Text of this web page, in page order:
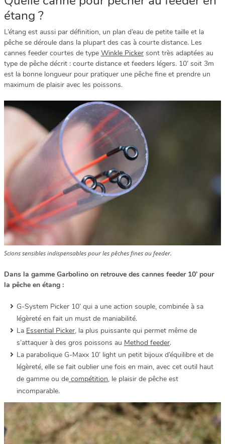
étang ?
L’étang est aussi par définition, un plan d’eau de petite taille et la
pêche se déroule dans la plupart des cas à courte distance. Les
cannes feeder courtes de type Winkle Picker sont très adaptées au
type de pêche décrit : courte distance et feeders légers. 10’ soit 3m
est la bonne longueur pour pratiquer une pêche fine et prendre un
maximum de plaisir avec les poissons.
Scions sensibles indispensables pour les pêches fines au feeder.
Dans la gamme Garbolino on retrouve des cannes feeder 10’ pour
la pêche en étang :
G-System Picker 10’ qui a une action souple, combinée à sa
légèreté en fait un must de maniabilité.
La Essential Picker, la plus puissante qui permet même de
s’attaquer à des gros poissons au Method feeder.
La parabolique G-Maxx 10’ light un petit bijoux d’équilibre et de
légèreté, elle se fait oublier une fois en main, avec cet outil haut
de gamme ou de compétition, le plaisir de pêche est
incomparable.